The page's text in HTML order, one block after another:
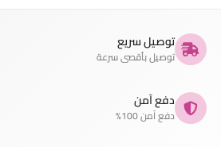
توصيل سريع
توصيل بأقصى سرعة
دفع آمن
دفع آمن 100%